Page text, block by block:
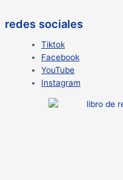
redes sociales
Tiktok
Facebook
YouTube
Instagram